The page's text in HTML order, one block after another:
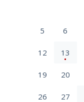
5 6
12 13
19 20
26 27